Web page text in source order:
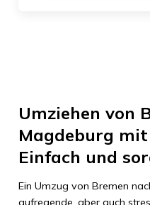
Umziehen von
Magdeburg
Einfach und
Ein Umzug von Bremen
aufregende, aber auch